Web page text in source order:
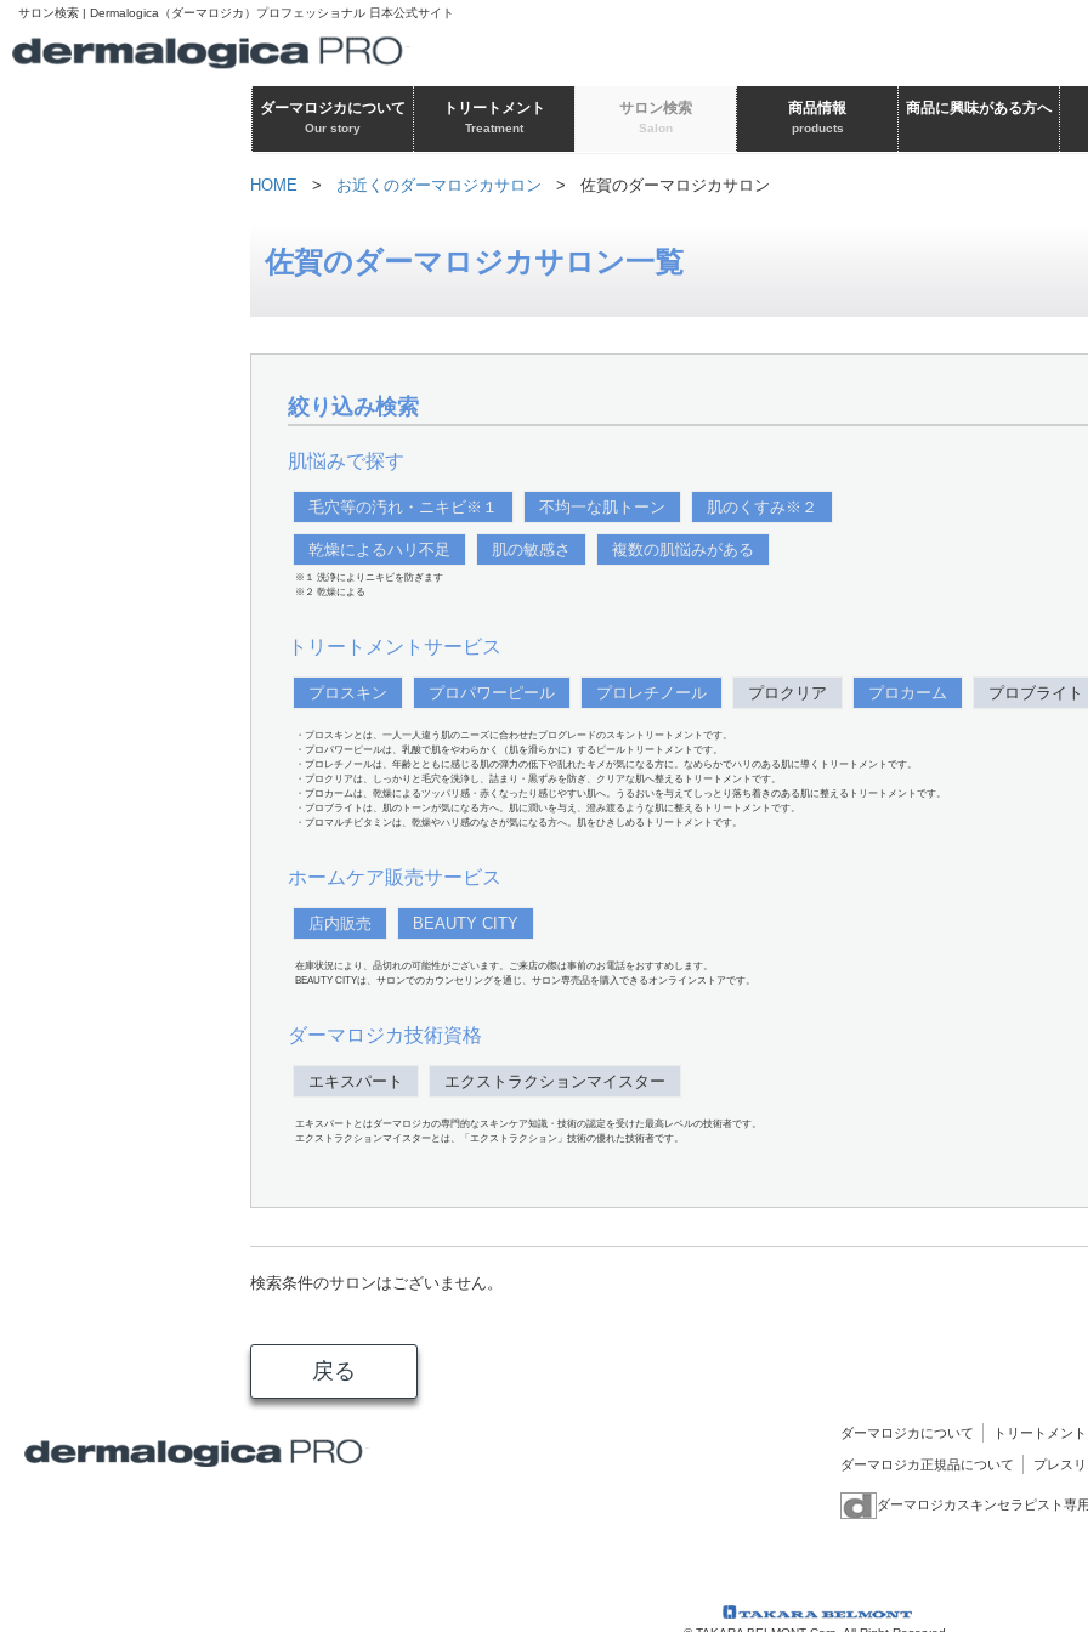
サロン検索 | Dermalogica（ダーマロジカ）プロフェッショナル 日本公式サイト
ダーマロジカについて
Our story
トリートメント
Treatment
サロン検索
Salon
商品情報
products
商品に興味がある方へ
HOME > お近くのダーマロジカサロン > 佐賀のダーマロジカサロン
佐賀のダーマロジカサロン一覧
絞り込み検索
肌悩みで探す
毛穴等の汚れ・ニキビ※１ 不均一な肌トーン 肌のくすみ※２
乾燥によるハリ不足 肌の敏感さ 複数の肌悩みがある
※１ 洗浄によりニキビを防ぎます
※２ 乾燥による
トリートメントサービス
プロスキン プロパワーピール プロレチノール プロクリア プロカーム プロブライト
・プロスキンとは、一人一人違う肌のニーズに合わせたプログレードのスキントリートメントです。
・プロパワーピールは、乳酸で肌をやわらかく（肌を滑らかに）するピールトリートメントです。
・プロレチノールは、年齢とともに感じる肌の弾力の低下や乱れたキメが気になる方に。なめらかでハリのある肌に導くトリートメントです。
・プロクリアは、しっかりと毛穴を洗浄し、詰まり・黒ずみを防ぎ、クリアな肌へ整えるトリートメントです。
・プロカームは、乾燥によるツッパリ感・赤くなったり感じやすい肌へ。うるおいを与えてしっとり落ち着きのある肌に整えるトリートメントです。
・プロブライトは、肌のトーンが気になる方へ。肌に潤いを与え、澄み渡るような肌に整えるトリートメントです。
・プロマルチビタミンは、乾燥やハリ感のなさが気になる方へ。肌をひきしめるトリートメントです。
ホームケア販売サービス
店内販売 BEAUTY CITY
在庫状況により、品切れの可能性がございます。ご来店の際は事前のお電話をおすすめします。
BEAUTY CITYは、サロンでのカウンセリングを通じ、サロン専売品を購入できるオンラインストアです。
ダーマロジカ技術資格
エキスパート エクストラクションマイスター
エキスパートとはダーマロジカの専門的なスキンケア知識・技術の認定を受けた最高レベルの技術者です。
エクストラクションマイスターとは、「エクストラクション」技術の優れた技術者です。
検索条件のサロンはございません。
戻る
ダーマロジカについて トリートメント
ダーマロジカ正規品について プレス
ダーマロジカスキンセラピスト専